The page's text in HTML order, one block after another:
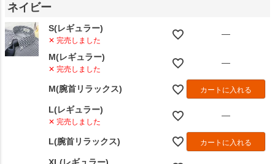
ネイビー
S(レギュラー)
✕ 完売しました
—
M(レギュラー)
✕ 完売しました
—
M(腕首リラックス) カートに入れる
L(レギュラー)
✕ 完売しました
—
L(腕首リラックス) カートに入れる